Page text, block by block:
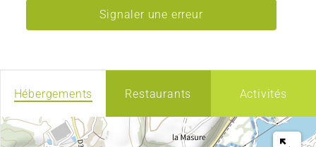
Signaler une erreur
Hébergements Restaurants Activités